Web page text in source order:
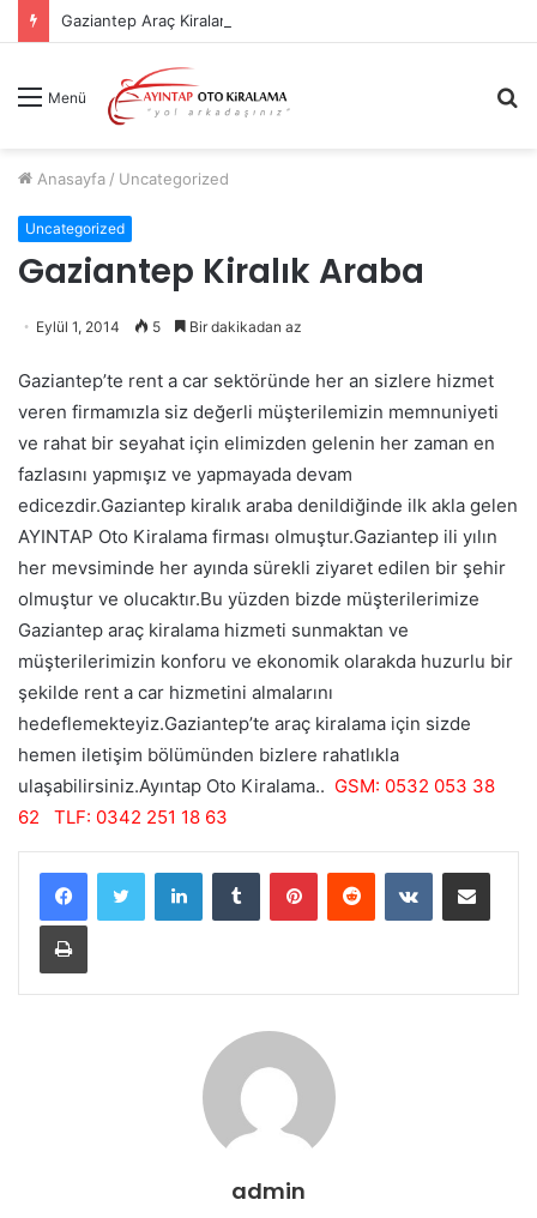
Gaziantep Araç Kiralama Sık Sorulan Sorular
Menü
Anasayfa / Uncategorized
Uncategorized
Gaziantep Kiralık Araba
Eylül 1, 2014 5 Bir dakikadan az
Gaziantep’te rent a car sektöründe her an sizlere hizmet
veren firmamızla siz değerli müşterilemizin memnuniyeti
ve rahat bir seyahat için elimizden gelenin her zaman en
fazlasını yapmışız ve yapmayada devam
edicezdir.Gaziantep kiralık araba denildiğinde ilk akla gelen
AYINTAP Oto Kiralama firması olmuştur.Gaziantep ili yılın
her mevsiminde her ayında sürekli ziyaret edilen bir şehir
olmuştur ve olucaktır.Bu yüzden bizde müşterilerimize
Gaziantep araç kiralama hizmeti sunmaktan ve
müşterilerimizin konforu ve ekonomik olarakda huzurlu bir
şekilde rent a car hizmetini almalarını
hedeflemekteyiz.Gaziantep’te araç kiralama için sizde
hemen iletişim bölümünden bizlere rahatlıkla
ulaşabilirsiniz.Ayıntap Oto Kiralama.. GSM: 0532 053 38
62 TLF: 0342 251 18 63
LinkedInTumblr PinterestReddit VKontakteE-Posta ile paylaş
Yazdır
admin